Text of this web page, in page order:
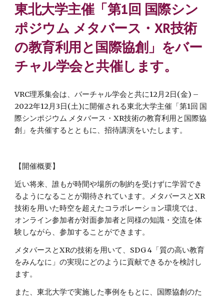
東北大学主催「第1回 国際シン
ポジウム メタバース・XR技術
の教育利用と国際協創」をバー
チャル学会と共催します。
VRC理系集会は、バーチャル学会と共に12月2日(金) –
2022年12月3日(土)に開催される東北大学主催「第1回 国
際シンポジウム メタバース・XR技術の教育利用と国際協
創」を共催するとともに、招待講演をいたします。
【開催概要】
近い将来、誰もが時間や場所の制約を受けずに学習でき
るようになることが期待されています。メタバースとXR
技術を用いた時空を超えたコラボレーション環境では、
オンライン参加者が対面参加者と同様の知識・交流を体
験しながら、参加することができます。
メタバースとXRの技術を用いて、SDG 4「質の高い教育
をみんなに」の実現にどのように貢献できるかを検討し
ます。
また、東北大学で実施した事例をもとに、国際協創のた